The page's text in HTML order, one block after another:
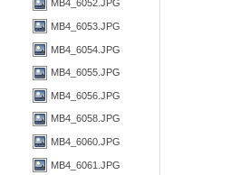
MB4_6052.JPG
MB4_6053.JPG
MB4_6054.JPG
MB4_6055.JPG
MB4_6056.JPG
MB4_6058.JPG
MB4_6060.JPG
MB4_6061.JPG